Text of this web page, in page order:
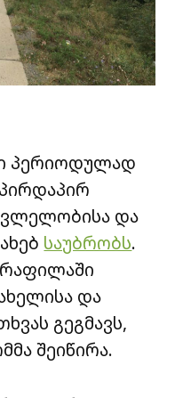
პერიოდულად
და
საუბრობს.
და
გეგმავს,
შეიწირა.